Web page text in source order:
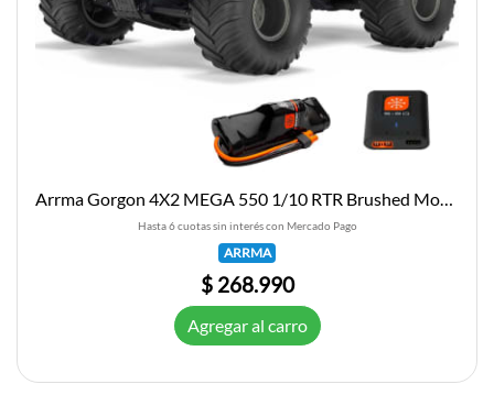
Hasta 6 cuotas sin interés con Mercado Pago
ARRMA
$ 268.990
Agregar al carro